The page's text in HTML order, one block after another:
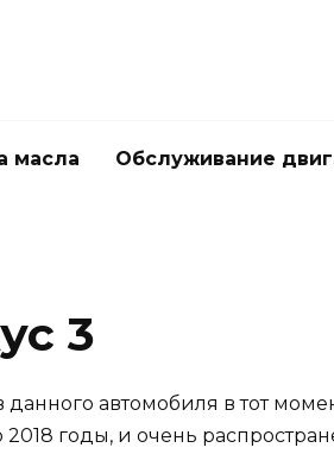
масла Обслуживание
3
автомобиля в тот
годы, и очень